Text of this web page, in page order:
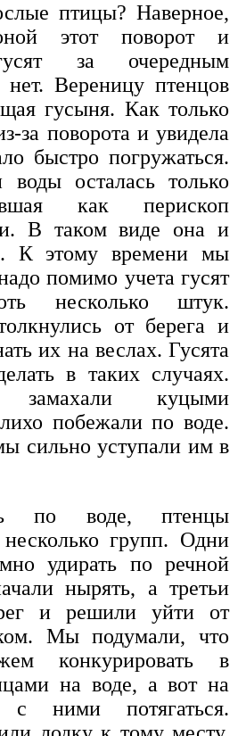
птицы? Наверное,
этот поворот и
за очередным
Вереницу птенцов
гусыня. Как только
за поворота и увидела
быстро погружаться.
воды осталась только
как перископ
В таком виде она и
К этому времени мы
помимо учета гусят
несколько штук.
от берега и
их на веслах. Гусята
в таких случаях.
куцыми
побежали по воде.
сильно уступали им в
по воде, птенцы
групп. Одни
удирать по речной
нырять, а третьи
и решили уйти от
Мы подумали, что
конкурировать в
на воде, а вот на
ними потягаться.